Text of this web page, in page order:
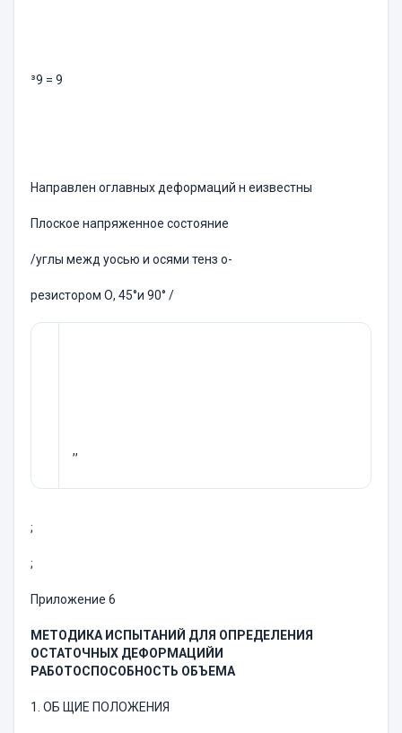
³9 = 9
Направлен оглавных деформаций н еизвестны
Плоское напряженное состояние
/углы межд уосью и осями тенз о-
резистором О, 45°и 90° /
,,
;
;
Приложение 6
МЕТОДИКА ИСПЫТАНИЙ ДЛЯ ОПРЕДЕЛ ЕНИЯ
ОСТАТОЧНЫХ ДЕФОРМАЦИ Й И
РАБОТОСПОСОБНОСТЬ ОБЪ ЕМА
1. ОБ ЩИЕ ПОЛОЖЕНИЯ